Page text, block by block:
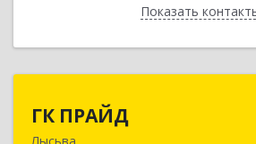
ПоказатьНазад
ГК ПРАЙД
Лысьва